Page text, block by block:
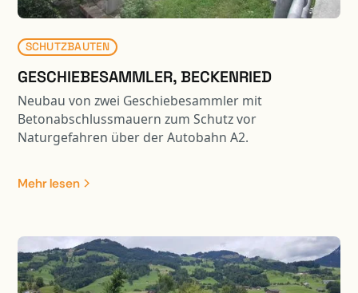
SCHUTZBAUTEN
GESCHIEBESAMMLER, BECKENRIED
Neubau von zwei Geschiebesammler mit
Betonabschlussmauern zum Schutz vor
Naturgefahren über der Autobahn A2.
Mehr lesen